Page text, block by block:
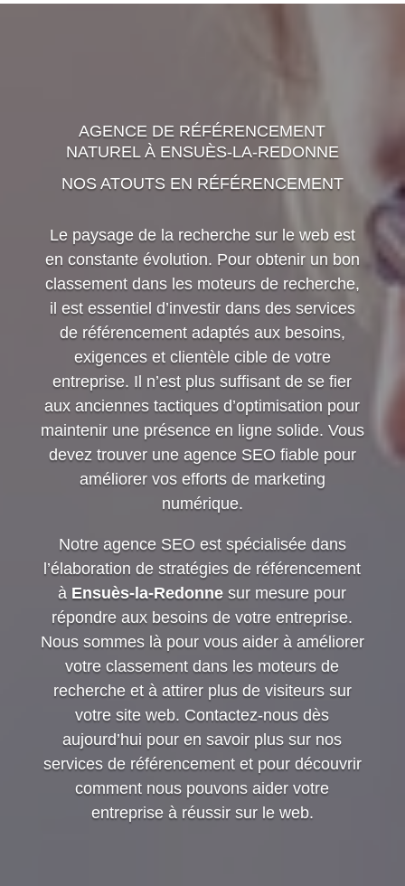
AGENCE DE RÉFÉRENCEMENT
NATUREL À ENSUÈS-LA-REDONNE
NOS ATOUTS EN RÉFÉRENCEMENT
Le paysage de la recherche sur le web est
en constante évolution. Pour obtenir un bon
classement dans les moteurs de recherche,
il est essentiel d’investir dans des services
de référencement adaptés aux besoins,
exigences et clientèle cible de votre
entreprise. Il n’est plus suffisant de se fier
aux anciennes tactiques d’optimisation pour
maintenir une présence en ligne solide. Vous
devez trouver une agence SEO fiable pour
améliorer vos efforts de marketing
numérique.
Notre agence SEO est spécialisée dans
l’élaboration de stratégies de référencement
à Ensuès-la-Redonne sur mesure pour
répondre aux besoins de votre entreprise.
Nous sommes là pour vous aider à améliorer
votre classement dans les moteurs de
recherche et à attirer plus de visiteurs sur
votre site web. Contactez-nous dès
aujourd’hui pour en savoir plus sur nos
services de référencement et pour découvrir
comment nous pouvons aider votre
entreprise à réussir sur le web.